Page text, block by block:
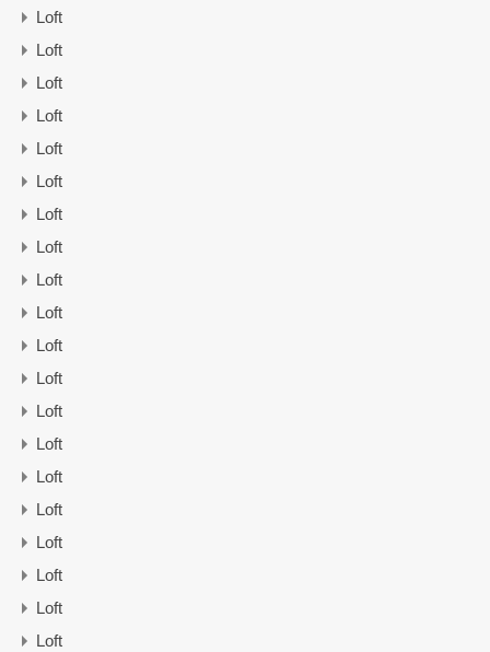
Loft
Loft
Loft
Loft
Loft
Loft
Loft
Loft
Loft
Loft
Loft
Loft
Loft
Loft
Loft
Loft
Loft
Loft
Loft
Loft